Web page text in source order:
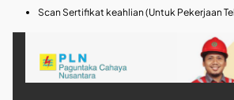
Scan Sertifikat keahlian (Untuk Pekerjaan